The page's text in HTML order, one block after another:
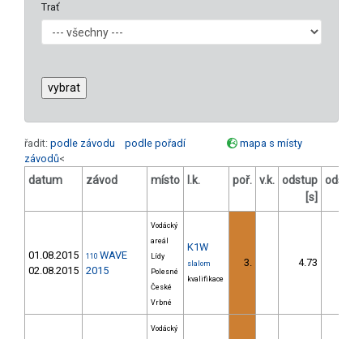
Trať
řadit: podle závodu podle pořadí
mapa s místy
závodů<
datum závod místo l.k. poř. v.k. odstup
[s]
odstup
01.08.2015
02.08.2015
110 WAVE
2015
Vodácký
areál
Lídy
Polesné
České
Vrbné
K1W
slalom
kvalifikace
3. 4.73
Vodácký